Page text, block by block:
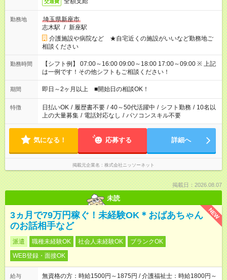
交通費
勤務地
埼玉県新座市
志木駅 / 新座駅
介護施設や病院など ★自宅近くの施設がいいなど勤務地ご
相談ください
勤務時間
【シフト例】 07:00～16:00 09:00～18:00 17:00～09:00 ※ 上記
は一例です！その他シフトもご相談ください！
期間 即日～2ヶ月以上 ■開始日の相談OK！
特徴 日払いOK / 履歴書不要 / 40～50代活躍中 / シフト勤務 / 10名以
上の大量募集 / 電話対応なし / パソコンスキル不要
気になる！ 応募する 詳細へ
掲載元企業名 株式会社ニッソーネット
掲載日：2026.08.07
未読
NEW
3ヵ月で79万円稼ぐ！未経験OK＊おばあちゃん
のお話相手など
派遣 職種未経験OK 社会人未経験OK
ブランクOK
WEB登録・面接OK
給与
無資格の方：時給1500円～1875円 / 介護福祉士：時給1800円～